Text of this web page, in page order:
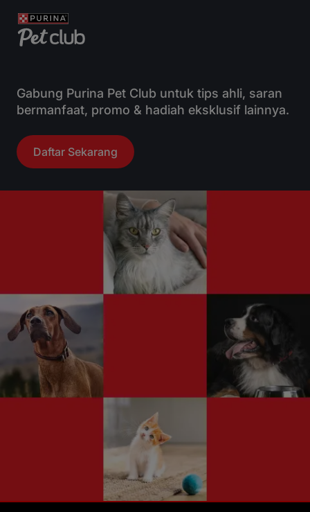
Gabung Purina Pet Club untuk tips ahli, saran
bermanfaat, promo & hadiah eksklusif lainnya.
Daftar Sekarang